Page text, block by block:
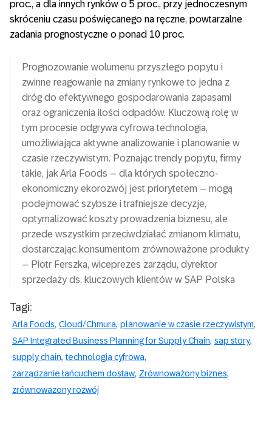
proc., a dla innych rynków o 5 proc., przy jednoczesnym
skróceniu czasu poświęcanego na ręczne, powtarzalne
zadania prognostyczne o ponad 10 proc.
Prognozowanie wolumenu przyszłego popytu i
zwinne reagowanie na zmiany rynkowe to jedna z
dróg do efektywnego gospodarowania zapasami
oraz ograniczenia ilości odpadów. Kluczową rolę w
tym procesie odgrywa cyfrowa technologia,
umożliwiająca aktywne analizowanie i planowanie w
czasie rzeczywistym. Poznając trendy popytu, firmy
takie, jak Arla Foods – dla których społeczno-
ekonomiczny ekorozwój jest priorytetem – mogą
podejmować szybsze i trafniejsze decyzje,
optymalizować koszty prowadzenia biznesu, ale
przede wszystkim przeciwdziałać zmianom klimatu,
dostarczając konsumentom zrównoważone produkty
– Piotr Ferszka, wiceprezes zarządu, dyrektor
sprzedaży ds. kluczowych klientów w SAP Polska
Tagi:
Arla Foods Cloud/Chmura planowanie w czasie rzeczywistym
SAP Integrated Business Planning for Supply Chain sap story
supply chain technologia cyfrowa
zarządzanie łańcuchem dostaw Zrównoważony biznes
zrównoważony rozwój